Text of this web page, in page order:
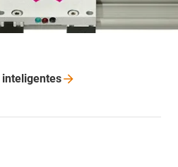
inteligentes